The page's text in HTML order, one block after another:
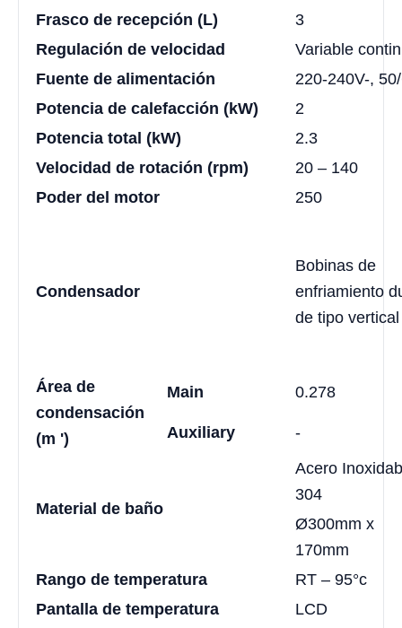
Frasco de recepción (L)
3
Regulación de velocidad
Variable
Fuente de alimentación
220-240V-,
Potencia de calefacción (kW)
2
Potencia total (kW)
2.3
Velocidad de rotación (rpm)
20 – 140
Poder del motor
250
Condensador
Bobinas de
enfriamiento
de tipo vertical
Área de
condensación
(m ')
Main 0.278
Auxiliary -
Material de baño
Acero
304
Ø300mm x
170mm
Rango de temperatura
RT – 95°c
Pantalla de temperatura
LCD